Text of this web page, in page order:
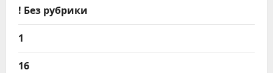
! Без рубрики
1
16